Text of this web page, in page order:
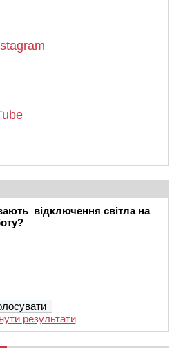
відключення світла на
результати